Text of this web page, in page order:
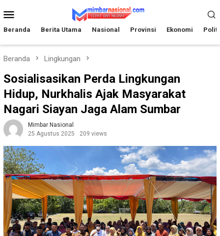
ke
Mobile
Beranda Berita Utama Nasional Provinsi Ekonomi
Beranda Lingkungan
Sosialisasikan Perda Lingkungan
Hidup, Nurkhalis Ajak Masyarakat
Nagari Siayan Jaga Alam Sumbar
Mimbar Nasional
25 Agustus 2025
209 views